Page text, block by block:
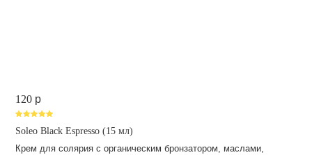
120 p
Soleo Black Espresso (15 мл)
Крем для солярия с органическим бронзатором, маслами,